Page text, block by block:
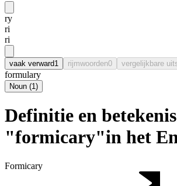
ry
ri
ri
vaak verward1 rijmwoorden0 vergelijkbare
formulary
Noun (1)
Definitie en
"formicary"in het
Formicary